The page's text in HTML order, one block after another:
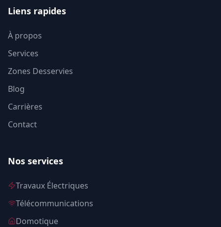
Liens rapides
À propos
Services
Zones Desservies
Blog
Carrières
Contact
Nos services
Travaux Électriques
Télécommunications
Domotique